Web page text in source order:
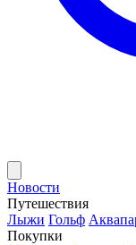
Новости
Путешествия
Лыжи Гольф
Покупки